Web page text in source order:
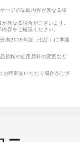
ージの記載内容が異なる場
異なる場合がございます。
容をご確認ください。
表2015年版（七訂）に準拠
規格や使用原料の変更など
お時間をいただく場合がござ